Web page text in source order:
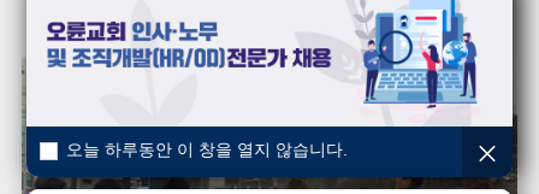
지역사회의 복음화를 위해 인근지역으로 나가 복음을 전하고 있습니다.
오늘 하루동안 이 창을 열지 않습니다.